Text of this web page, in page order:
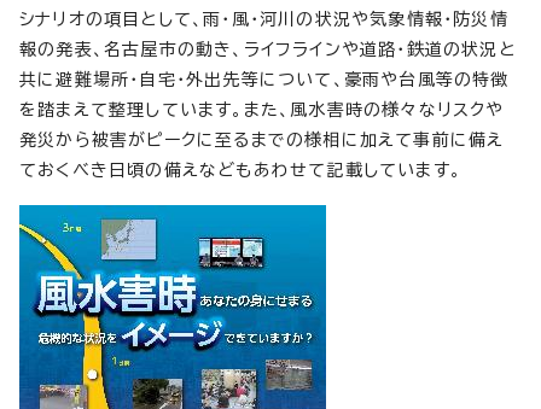
シナリオの項目として、雨・風・河川の状況や気象情報・防災情
報の発表、名古屋市の動き、ライフラインや道路・鉄道の状況と
共に避難場所・自宅・外出先等について、豪雨や台風等の特徴
を踏まえて整理しています。また、風水害時の様々なリスクや
発災から被害がピークに至るまでの様相に加えて事前に備え
ておくべき日頃の備えなどもあわせて記載しています。